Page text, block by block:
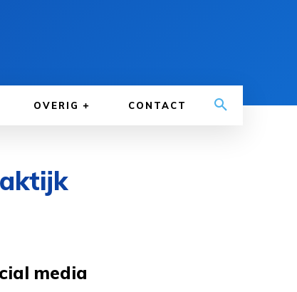
OVERIG CONTACT
media